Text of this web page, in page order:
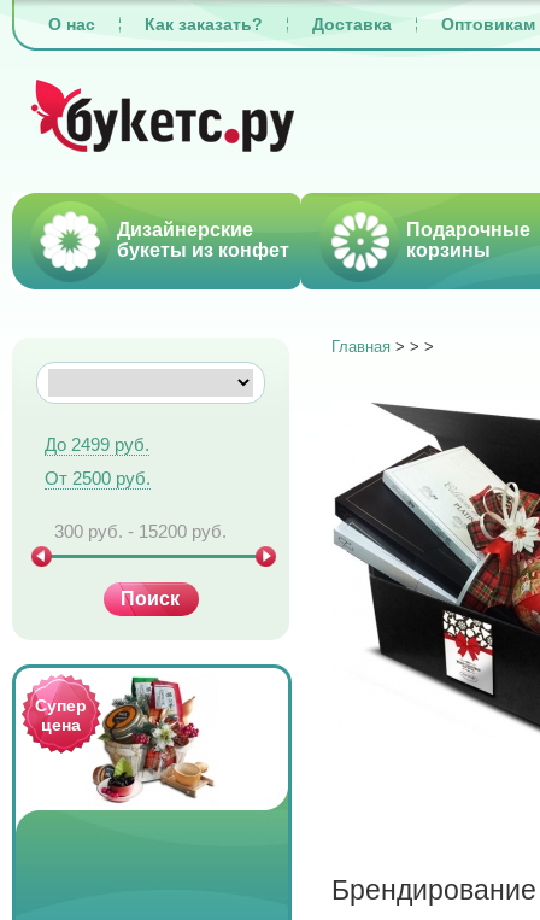
О нас Как заказать? Доставка Оптовикам
Дизайнерские
букеты из конфет
Подарочные
корзины
До 2499 руб.
От 2500 руб.
Супер
цена
Главная > > >